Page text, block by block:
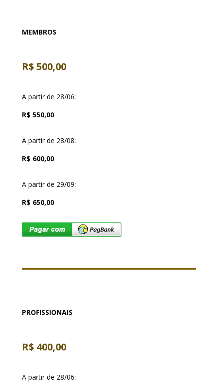
MEMBROS
R$ 500,00
A partir de 28/06:
R$ 550,00
A partir de 28/08:
R$ 600,00
A partir de 29/09:
R$ 650,00
PROFISSIONAIS
R$ 400,00
A partir de 28/06: